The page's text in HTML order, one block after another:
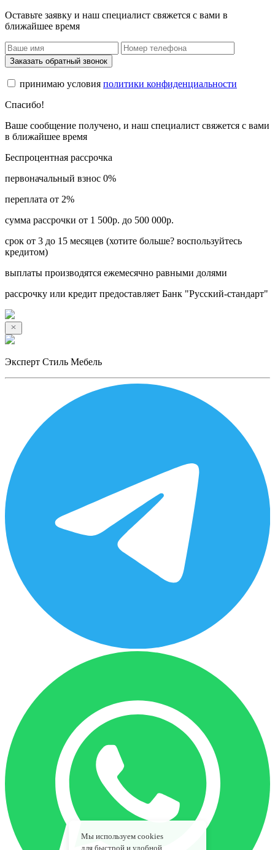
Оставьте заявку и наш специалист свяжется с вами в
ближайшее время
Заказать обратный звонок
принимаю условия политики конфиденциальности
Спасибо!
Ваше сообщение получено, и наш специалист свяжется с вами
в ближайшее время
Беспроцентная рассрочка
первоначальный взнос 0%
переплата от 2%
сумма рассрочки от 1 500р. до 500 000р.
срок от 3 до 15 месяцев (хотите больше? воспользуйтесь
кредитом)
выплаты производятся ежемесячно равными долями
рассрочку или кредит предоставляет Банк "Русский-стандарт"
Эксперт Стиль Мебель
Мы используем cookies
для быстрой и удобной